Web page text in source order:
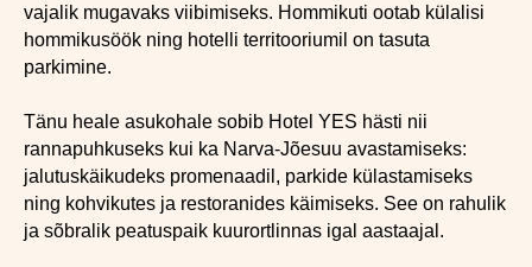
vajalik mugavaks viibimiseks. Hommikuti ootab külalisi
hommikusöök ning hotelli territooriumil on tasuta
parkimine.
Tänu heale asukohale sobib Hotel YES hästi nii
rannapuhkuseks kui ka Narva-Jõesuu avastamiseks:
jalutuskäikudeks promenaadil, parkide külastamiseks
ning kohvikutes ja restoranides käimiseks. See on rahulik
ja sõbralik peatuspaik kuurortlinnas igal aastaajal.